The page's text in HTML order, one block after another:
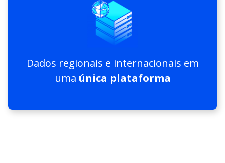
Dados regionais e internacionais em
uma única plataforma​